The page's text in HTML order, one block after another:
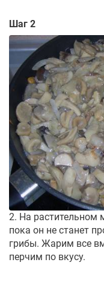
Шаг 2
2. На растительном
пока он не станет
грибы. Жарим все
перчим по вкусу.